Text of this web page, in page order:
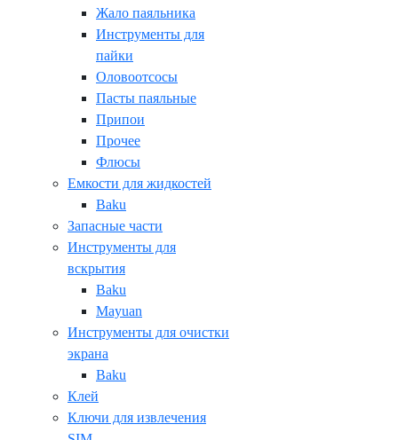
Жало паяльника
Инструменты для
пайки
Оловоотсосы
Пасты паяльные
Припои
Прочее
Флюсы
Емкости для жидкостей
Baku
Запасные части
Инструменты для
вскрытия
Baku
Mayuan
Инструменты для очистки
экрана
Baku
Клей
Ключи для извлечения